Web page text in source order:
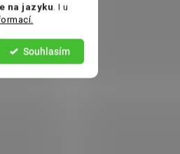
na jazyku. I u
Souhlasím